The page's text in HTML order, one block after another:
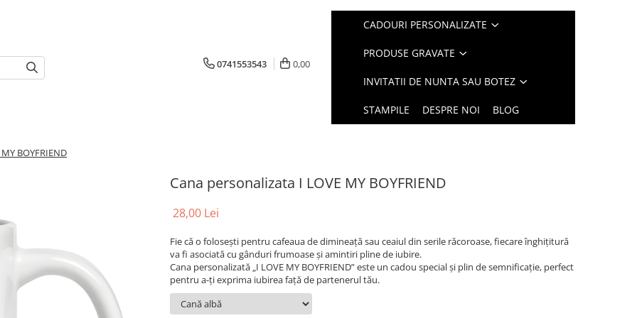
0741553543 0,00
CADOURI PERSONALIZATE
PRODUSE GRAVATE
INVITATII DE NUNTA SAU BOTEZ
STAMPILE DESPRE NOI BLOG
BOYFRIEND
Cana personalizata I LOVE MY BOYFRIEND
28,00 Lei
Fie că o folosești pentru cafeaua de dimineață sau ceaiul din serile răcoroase, fiecare înghițitură
va fi asociată cu gânduri frumoase și amintiri pline de iubire.
Cana personalizată „I LOVE MY BOYFRIEND” este un cadou special și plin de semnificație, perfect
pentru a-ți exprima iubirea față de partenerul tău.